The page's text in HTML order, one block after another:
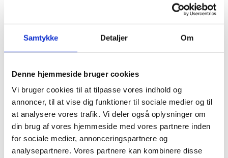
Samtykke Detaljer Om
Denne hjemmeside bruger cookies
Vi bruger cookies til at tilpasse vores indhold og
annoncer, til at vise dig funktioner til sociale medier og til
at analysere vores trafik. Vi deler også oplysninger om
din brug af vores hjemmeside med vores partnere inden
for sociale medier, annonceringspartnere og
analysepartnere. Vores partnere kan kombinere disse
Styrelsen for Undervisning og Kvalitet har i regi af VIBUS
funktionsnedsættelser. Den ene undersøgelse ser på trivsel,
faglige resultater og fravær i grundskolen for unge med
overgang til ungdomsuddannelse for unge med
funktionsnedsættelser. Begge undersøgelser bygger på
registerdata om fødselsårgangene 1994 til og med 2004.
Det fremgår af undersøgelserne, at unge med forskellige
funktionsnedsættelser klarer sig bedre i grundskolen i
forhold til gennemførsel af folkeskolens prøver end tidligere.
Og størstedelen af unge med en funktionsnedsættelse